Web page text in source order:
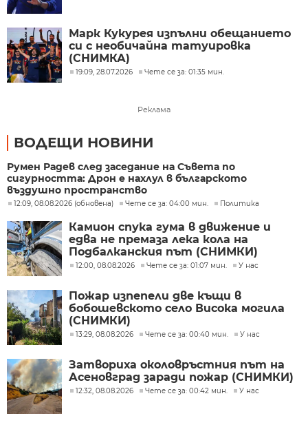
Марк Кукурея изпълни обещанието
си с необичайна татуировка
(СНИМКА)
19:09, 28.07.2026 Чете се за: 01:35 мин.
Реклама
ВОДЕЩИ НОВИНИ
Румен Радев след заседание на Съвета по
сигурността: Дрон е нахлул в българското
въздушно пространство
12:09, 08.08.2026 (обновена) Чете се за: 04:00 мин. Политика
Камион спука гума в движение и
едва не премаза лека кола на
Подбалканския път (СНИМКИ)
12:00, 08.08.2026 Чете се за: 01:07 мин. У нас
Пожар изпепели две къщи в
бобошевското село Висока могила
(СНИМКИ)
13:29, 08.08.2026 Чете се за: 00:40 мин. У нас
Затвориха околовръстния път на
Асеновград заради пожар (СНИМКИ)
12:32, 08.08.2026 Чете се за: 00:42 мин. У нас